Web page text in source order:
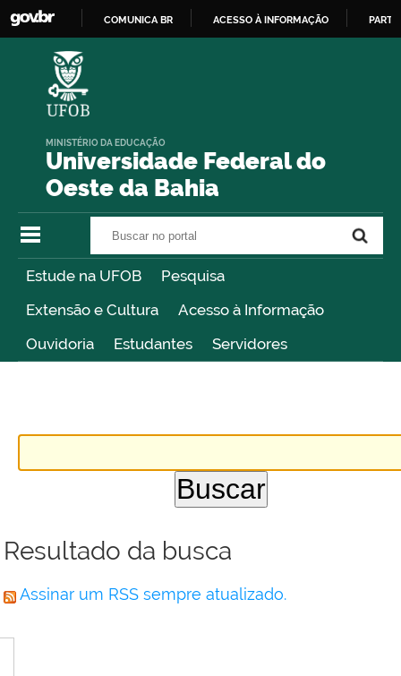
COMUNICA BR ACESSO À INFORMAÇÃO
Universidade Federal do
Oeste da Bahia
MINISTÉRIO DA EDUCAÇÃO
Estude na UFOB
Pesquisa
Extensão e Cultura
Acesso à Informação
Ouvidoria
Estudantes Servidores
Resultado da busca
Assinar um RSS sempre atualizado.